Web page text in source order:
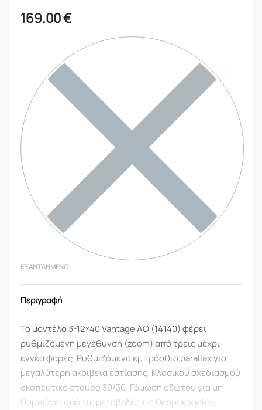
169.00€
ΕΞΑΝΤΛΗΜΈΝΟ
Περιγραφή
Το μοντέλο 3-12×40 Vantage ΑΟ (14140) φέρει
ρυθμιζόμενη μεγέθυνση (zoom) από τρεις μέχρι
εννέα φορές. Ρυθμιζόμενο εμπρόσθιο parallax για
μεγαλύτερη ακρίβεια εστίασης. Κλασικού σχεδιασμού
σκοπευτικό σταυρό 30/30. Γόμωση αζώτου για μη
θαμπώνει από τις μεταβολές τις θερμοκρασίας.